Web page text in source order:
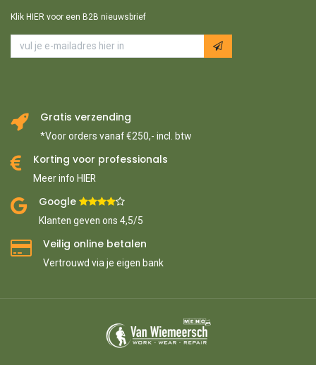
Klik HIER voor een B2B nieuwsbrief
Gratis verzending
*Voor orders vanaf €250,- incl. btw
Korting voor professionals
Meer info HIER
Google ​
Klanten geven ons 4,5/5
Veilig online betalen
Vertrouwd via je eigen bank